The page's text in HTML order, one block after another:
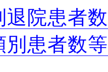
院患者数
別患者数